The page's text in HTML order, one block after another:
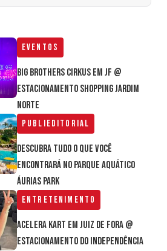
Eventos
Big Brothers Cirkus em JF @
estacionamento Shopping Jardim
Norte
Publieditorial
Descubra tudo o que você
encontrará no parque aquático
Áurias Park
Entretenimento
Acelera Kart em Juiz de Fora @
estacionamento do Independência